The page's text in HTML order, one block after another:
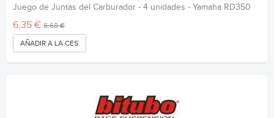
Juego de Juntas del Carburador - 4 unidades - Yamaha RD350
6,35 € 6,68 €
AÑADIR A LA CESTA